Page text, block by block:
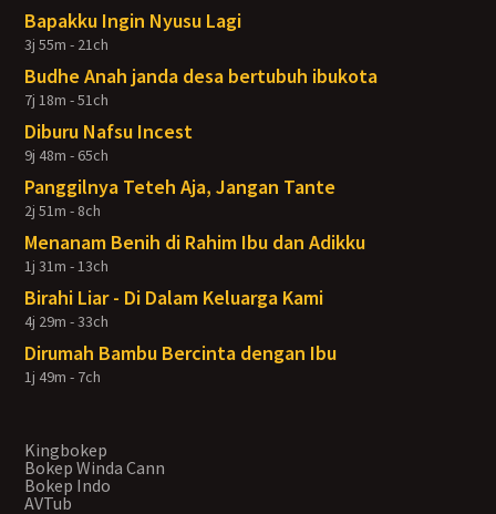
Bapakku Ingin Nyusu Lagi
3j 55m - 21ch
Budhe Anah janda desa bertubuh ibukota
7j 18m - 51ch
Diburu Nafsu Incest
9j 48m - 65ch
Panggilnya Teteh Aja, Jangan Tante
2j 51m - 8ch
Menanam Benih di Rahim Ibu dan Adikku
1j 31m - 13ch
Birahi Liar - Di Dalam Keluarga Kami
4j 29m - 33ch
Dirumah Bambu Bercinta dengan Ibu
1j 49m - 7ch
Kingbokep
Bokep Winda Cann
Bokep Indo
AVTub